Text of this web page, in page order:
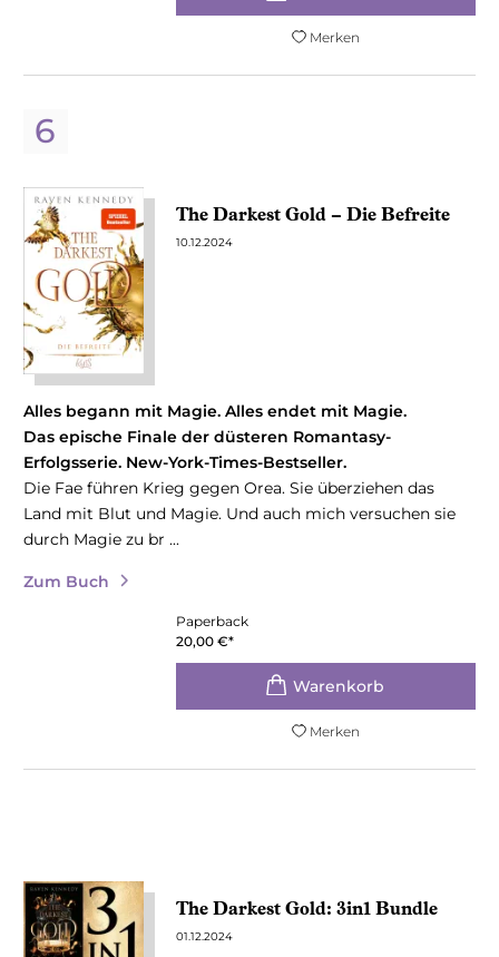
Merken
The Darkest Gold – Die Befreite
10.12.2024
Alles begann mit Magie. Alles endet mit Magie.
Das epische Finale der düsteren Romantasy-
Erfolgsserie. New-York-Times-Bestseller.
Die Fae führen Krieg gegen Orea. Sie überziehen das
Land mit Blut und Magie. Und auch mich versuchen sie
durch Magie zu br ...
Zum Buch
Paperback
20,00 €*
Merken
The Darkest Gold: 3in1 Bundle
01.12.2024